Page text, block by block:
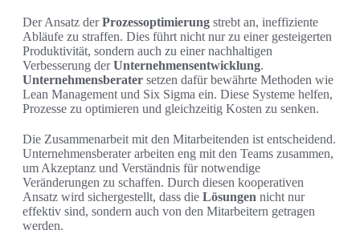
Der Ansatz derProzessoptimierung strebt an, ineffiziente
Abläufe zu straffen. Dies führt nicht nur zu einer gesteigerten
Produktivität, sondern auch zu einer nachhaltigen
Verbesserung derUnternehmensentwicklung.
Unternehmensberater setzen dafür bewährte Methoden wie
Lean Management und Six Sigma ein. Diese Systeme helfen,
Prozesse zu optimieren und gleichzeitig Kosten zu senken.
Die Zusammenarbeit mit den Mitarbeitenden ist entscheidend.
Unternehmensberater arbeiten eng mit den Teams zusammen,
um Akzeptanz und Verständnis für notwendige
Veränderungen zu schaffen. Durch diesen kooperativen
Ansatz wird sichergestellt, dass die Lösungen nicht nur
effektiv sind, sondern auch von den Mitarbeitern getragen
werden.